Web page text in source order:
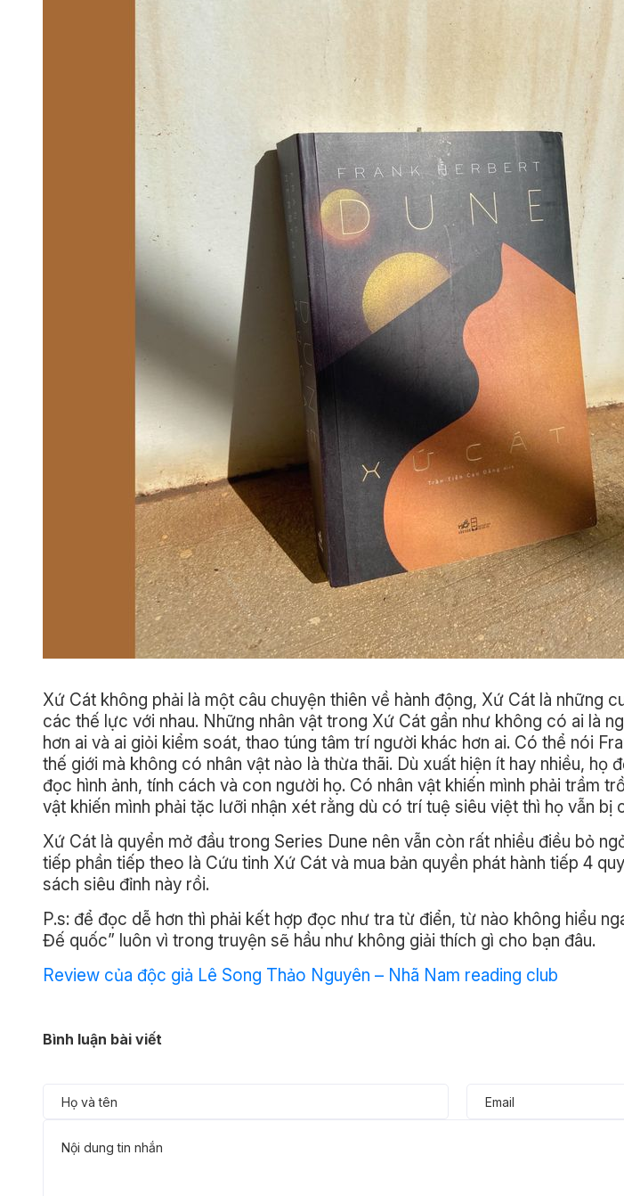
Xứ Cát không phải là một câu chuyện thiên về hành động, Xứ Cát là những
các thế lực với nhau. Những nhân vật trong Xứ Cát gần như không có ai là
hơn ai và ai giỏi kiểm soát, thao túng tâm trí người khác hơn ai. Có thể nói
thế giới mà không có nhân vật nào là thừa thãi. Dù xuất hiện ít hay nhiều, họ
đọc hình ảnh, tính cách và con người họ. Có nhân vật khiến mình phải trầm
vật khiến mình phải tặc lưỡi nhận xét rằng dù có trí tuệ siêu việt thì họ vẫn bị
Xứ Cát là quyển mở đầu trong Series Dune nên vẫn còn rất nhiều điều bỏ
tiếp phần tiếp theo là Cứu tinh Xứ Cát và mua bản quyền phát hành tiếp 4
sách siêu đỉnh này rồi.
P.s: để đọc dễ hơn thì phải kết hợp đọc như tra từ điển, từ nào không hiểu
Đế quốc” luôn vì trong truyện sẽ hầu như không giải thích gì cho bạn đâu.
Review của độc giả Lê Song Thảo Nguyên – Nhã Nam reading club
Bình luận bài viết